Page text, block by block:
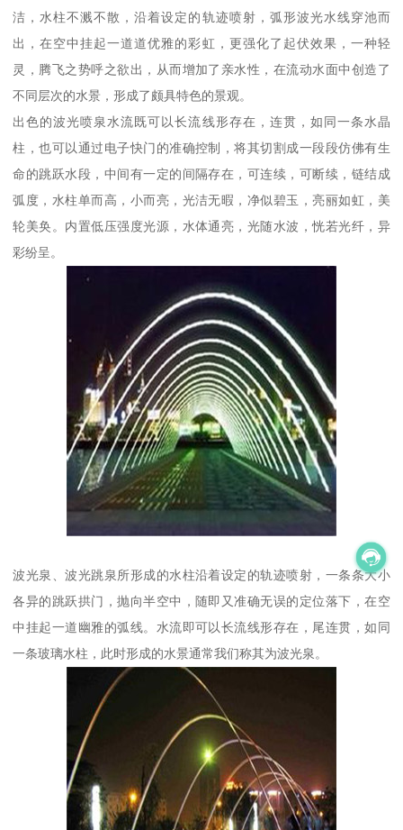
洁，水柱不溅不散，沿着设定的轨迹喷射，弧形波光水线穿池而
出，在空中挂起一道道优雅的彩虹，更强化了起伏效果，一种轻
灵，腾飞之势呼之欲出，从而增加了亲水性，在流动水面中创造了
不同层次的水景，形成了颇具特色的景观。
出色的波光喷泉水流既可以长流线形存在，连贯，如同一条水晶
柱，也可以通过电子快门的准确控制，将其切割成一段段仿佛有生
命的跳跃水段，中间有一定的间隔存在，可连续，可断续，链结成
弧度，水柱单而高，小而亮，光洁无暇，净似碧玉，亮丽如虹，美
轮美奂。内置低压强度光源，水体通亮，光随水波，恍若光纤，异
彩纷呈。
波光泉、波光跳泉所形成的水柱沿着设定的轨迹喷射，一条条大小
各异的跳跃拱门，抛向半空中，随即又准确无误的定位落下，在空
中挂起一道幽雅的弧线。水流即可以长流线形存在，尾连贯，如同
一条玻璃水柱，此时形成的水景通常我们称其为波光泉。